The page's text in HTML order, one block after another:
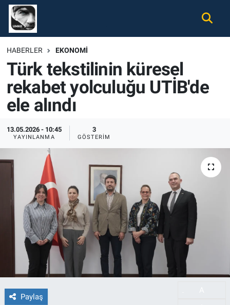
HABERLER EKONOMI
Türk tekstilinin küresel
rekabet yolculuğu UTİB'de
ele alındı
13.05.2026 - 10:45
YAYINLANMA
3
GÖSTERIM
Paylaş
Gündem
Ekonomi
Spor
Tüm Haberler
İletişim
Künye
Nöbetçi Eczaneler
Hava Durumu
Namaz Vakitleri
Süper Lig Puan Durumu ve Fikstür
Tüm Manşetler
Son Dakika Haberleri
Haber Arşivi